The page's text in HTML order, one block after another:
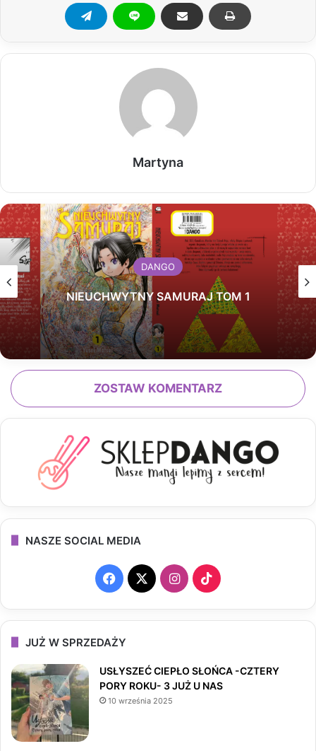
Martyna
DANGO
NIEUCHWYTNY SAMURAJ TOM 1
ZOSTAW KOMENTARZ
NASZE SOCIAL MEDIA
F
a
b
X
I
n
a
T
i
T
o
JUŻ W SPRZEDAŻY
USŁYSZEĆ CIEPŁO SŁOŃCA -CZTERY
PORY ROKU- 3 JUŻ U NAS
10 września 2025